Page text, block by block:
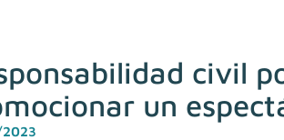
civil
un